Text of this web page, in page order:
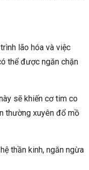
lão hóa và việc
thể được ngăn chặn
sẽ khiến cơ tim co
thường xuyên đổ mồ
thần kinh, ngăn ngừa